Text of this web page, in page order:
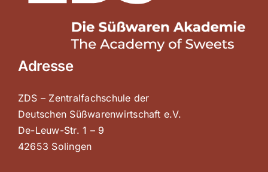
Adresse
ZDS – Zentralfachschule der
Deutschen Süßwarenwirtschaft e.V.
De-Leuw-Str. 1 – 9
42653 Solingen